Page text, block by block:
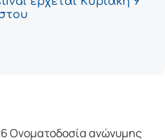
Ονοματοδοσία ανώνυμης